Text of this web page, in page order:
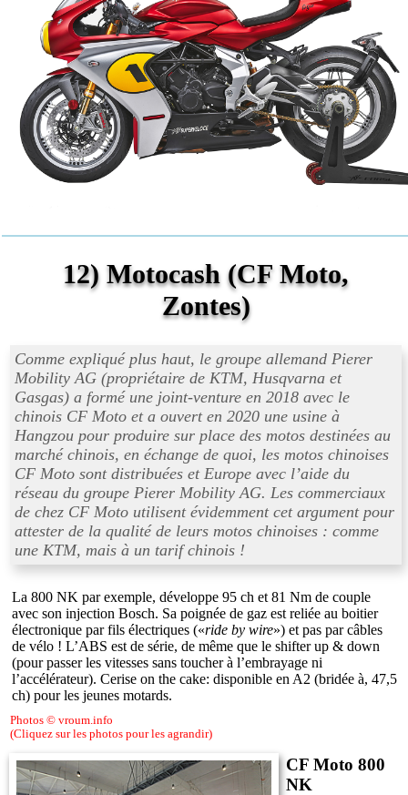
12) Motocash (CF Moto,
Zontes)
Comme expliqué plus haut, le groupe allemand Pierer
Mobility AG (propriétaire de KTM, Husqvarna et
Gasgas) a formé une joint-venture en 2018 avec le
chinois CF Moto et a ouvert en 2020 une usine à
Hangzou pour produire sur place des motos destinées au
marché chinois, en échange de quoi, les motos chinoises
CF Moto sont distribuées et Europe avec l’aide du
réseau du groupe Pierer Mobility AG. Les commerciaux
de chez CF Moto utilisent évidemment cet argument pour
attester de la qualité de leurs motos chinoises : comme
une KTM, mais à un tarif chinois !
La 800 NK par exemple, développe 95 ch et 81 Nm de couple
avec son injection Bosch. Sa poignée de gaz est reliée au boitier
électronique par fils électriques («ride by wire») et pas par câbles
de vélo ! L’ABS est de série, de même que le shifter up & down
(pour passer les vitesses sans toucher à l’embrayage ni
l’accélérateur). Cerise on the cake: disponible en A2 (bridée à, 47,5
ch) pour les jeunes motards.
Photos © vroum.info
(Cliquez sur les photos pour les agrandir)
CF Moto 800
NK